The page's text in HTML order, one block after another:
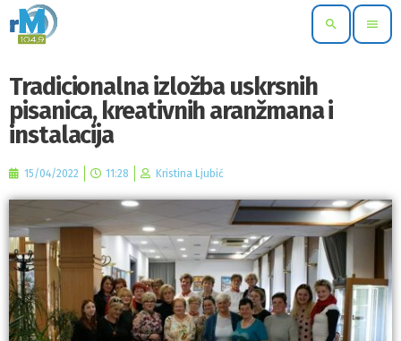
search menu
Tradicionalna izložba uskrsnih
pisanica, kreativnih aranžmana i
instalacija
15/04/2022 11:28 Kristina Ljubić